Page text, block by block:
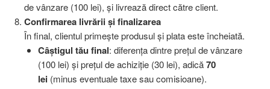
de vânzare (100 lei), și livrează direct către client.
Confirmarea livrării și finalizarea
În final, clientul primește produsul și plata este încheiată.
Câștigul tău final: diferența dintre prețul de vânzare
(100 lei) și prețul de achiziție (30 lei), adică70
lei(minus eventuale taxe sau comisioane).